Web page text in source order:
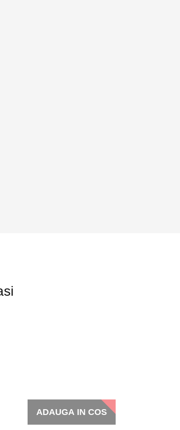
ADAUGA IN COS